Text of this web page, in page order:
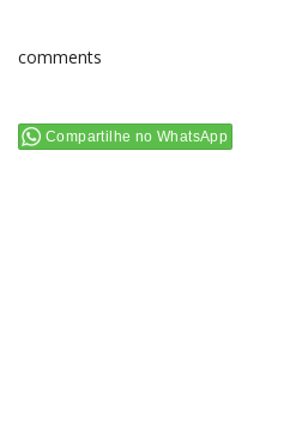
comments
Compartilhe no WhatsApp